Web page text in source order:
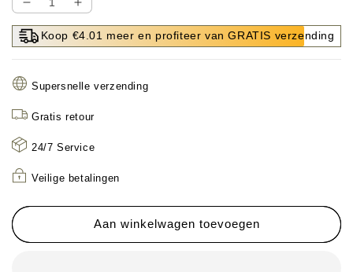
Aantal
verlagen
voor
Fris
De
Lente
In
Met
Korting!
2-
1
Aantal
verhogen
voor
De
In
Met
Korting!
2-
1
Koop €4.01 meer en profiteer van GRATIS verzending
Supersnelle verzending
Gratis retour
24/7 Service
Veilige betalingen
Aan winkelwagen toevoegen